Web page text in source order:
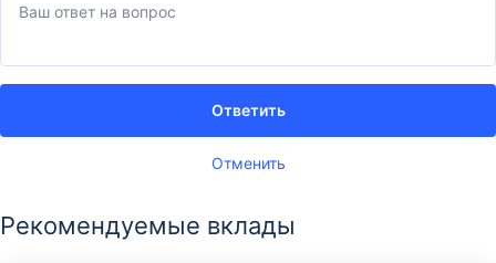
Отменить
Ответить
Рекомендуемые вклады